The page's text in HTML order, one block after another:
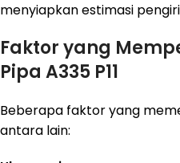
menyiapkan estimasi
Faktor yang
Pipa A335 P11
Beberapa faktor yang
antara lain: